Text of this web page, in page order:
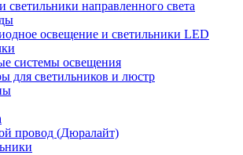
светильники направленного света
освещение и светильники LED
системы освещения
для светильников и люстр
провод (Дюралайт)